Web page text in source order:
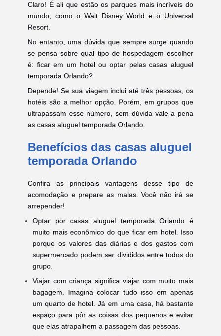
Claro! É ali que estão os parques mais incríveis do
mundo, como o Walt Disney World e o Universal
Resort.
No entanto, uma dúvida que sempre surge quando
se pensa sobre qual tipo de hospedagem escolher
é: ficar em um hotel ou optar pelas casas aluguel
temporada Orlando?
Depende! Se sua viagem inclui até três pessoas, os
hotéis são a melhor opção. Porém, em grupos que
ultrapassam esse número, sem dúvida vale a pena
as casas aluguel temporada Orlando.
Benefícios das casas aluguel
temporada Orlando
Confira as principais vantagens desse tipo de
acomodação e prepare as malas. Você não irá se
arrepender!
Optar por casas aluguel temporada Orlando é
muito mais econômico do que ficar em hotel. Isso
porque os valores das diárias e dos gastos com
supermercado podem ser divididos entre todos do
grupo.
Viajar com criança significa viajar com muito mais
bagagem. Imagina colocar tudo isso em apenas
um quarto de hotel. Já em uma casa, há bastante
espaço para pôr as coisas dos pequenos e evitar
que elas atrapalhem a passagem das pessoas.